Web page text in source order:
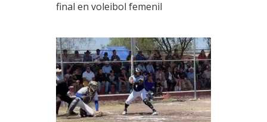
final en voleibol femenil